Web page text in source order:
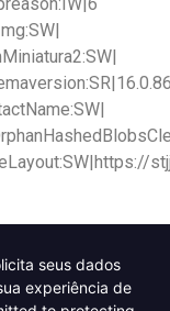
seus dados
experiência de